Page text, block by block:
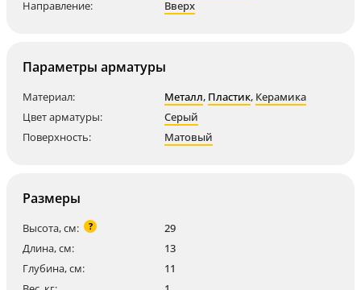
Направление:
Вверх
Параметры арматуры
Материал: Металл, Пластик, Керамика
Цвет арматуры:
Серый
Поверхность:
Матовый
Размеры
Высота, см: ?
29
Длина, см:
13
Глубина, см:
11